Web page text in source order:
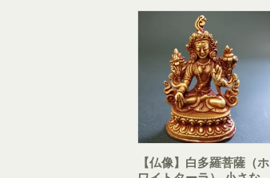
【仏像】白多羅菩薩（ホ